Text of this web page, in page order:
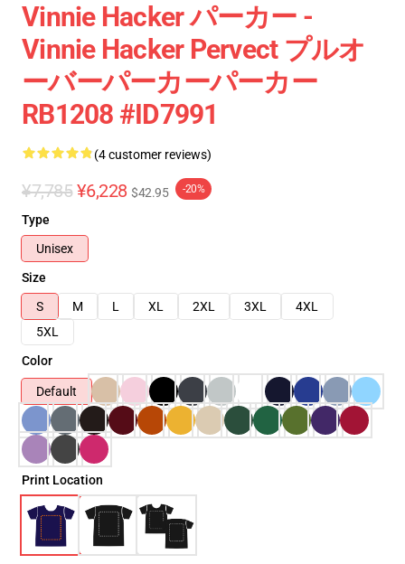
Vinnie Hacker パーカー -
Vinnie Hacker Pervect プルオ
ーバーパーカーパーカー
RB1208 #ID7991
(4 customer reviews)
¥7,785 ¥6,228 $42.95 -20%
Type
Unisex
Size
S
M L XL 2XL 3XL
4XL
5XL
Color
Default
Print Location